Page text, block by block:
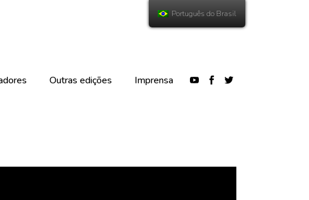
Outras edições Imprensa
Português do Brasil